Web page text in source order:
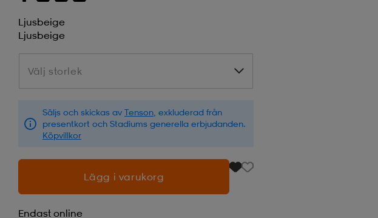
Ljusbeige
Ljusbeige
Välj storlek
Välj storlek
Säljs och skickas av Tenson , exkluderad från
presentkort och Stadiums generella erbjudanden.
Köpvillkor
Lägg i varukorg
Endast online